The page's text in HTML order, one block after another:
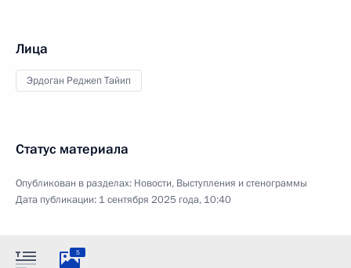
Лица
Эрдоган Реджеп Тайип
Статус материала
Опубликован в разделах: Новости, Выступления и стенограммы
Дата публикации: 1 сентября 2025 года, 10:40
5